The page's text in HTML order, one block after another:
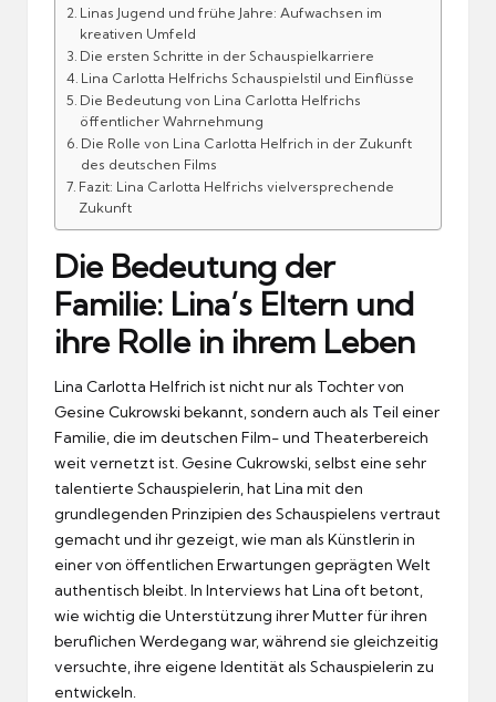
Linas Jugend und frühe Jahre: Aufwachsen im
kreativen Umfeld
Die ersten Schritte in der Schauspielkarriere
Lina Carlotta Helfrichs Schauspielstil und Einflüsse
Die Bedeutung von Lina Carlotta Helfrichs
öffentlicher Wahrnehmung
Die Rolle von Lina Carlotta Helfrich in der Zukunft
des deutschen Films
Fazit: Lina Carlotta Helfrichs vielversprechende
Zukunft
Die Bedeutung der
Familie: Lina’s Eltern und
ihre Rolle in ihrem Leben
Lina Carlotta Helfrich ist nicht nur als Tochter von
Gesine Cukrowski bekannt, sondern auch als Teil einer
Familie, die im deutschen Film- und Theaterbereich
weit vernetzt ist. Gesine Cukrowski, selbst eine sehr
talentierte Schauspielerin, hat Lina mit den
grundlegenden Prinzipien des Schauspielens vertraut
gemacht und ihr gezeigt, wie man als Künstlerin in
einer von öffentlichen Erwartungen geprägten Welt
authentisch bleibt. In Interviews hat Lina oft betont,
wie wichtig die Unterstützung ihrer Mutter für ihren
beruflichen Werdegang war, während sie gleichzeitig
versuchte, ihre eigene Identität als Schauspielerin zu
entwickeln.